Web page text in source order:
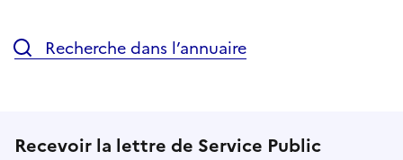
Recherche dans l’annuaire
Recevoir la lettre de Service Public